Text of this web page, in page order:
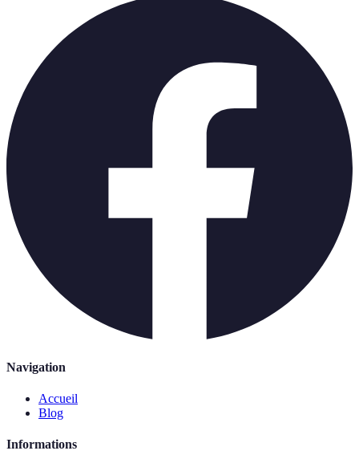
Navigation
Accueil
Blog
Informations